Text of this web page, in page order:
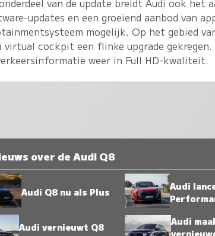
updates en een groeiend aanbod van
mogelijk. Op het gebied
virtual cockpit een flinke upgrade
weer in Full HD-kwaliteit.
over de Audi Q8
Audi Q8 nu als Plus
Audi
Audi vernieuwt Q8
Audi